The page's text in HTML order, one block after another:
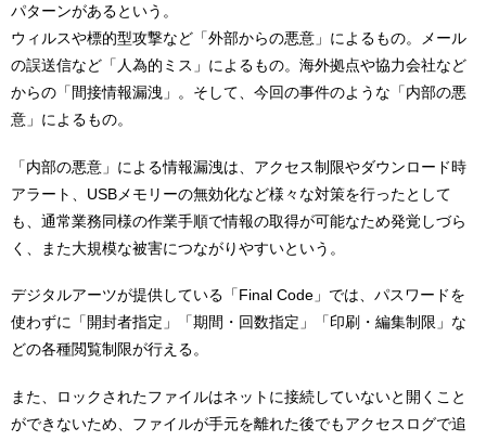
パターンがあるという。
ウィルスや標的型攻撃など「外部からの悪意」によるもの。メール
の誤送信など「人為的ミス」によるもの。海外拠点や協力会社など
からの「間接情報漏洩」。そして、今回の事件のような「内部の悪
意」によるもの。
「内部の悪意」による情報漏洩は、アクセス制限やダウンロード時
アラート、USBメモリーの無効化など様々な対策を行ったとして
も、通常業務同様の作業手順で情報の取得が可能なため発覚しづら
く、また大規模な被害につながりやすいという。
デジタルアーツが提供している「Final Code」では、パスワードを
使わずに「開封者指定」「期間・回数指定」「印刷・編集制限」な
どの各種閲覧制限が行える。
また、ロックされたファイルはネットに接続していないと開くこと
ができないため、ファイルが手元を離れた後でもアクセスログで追